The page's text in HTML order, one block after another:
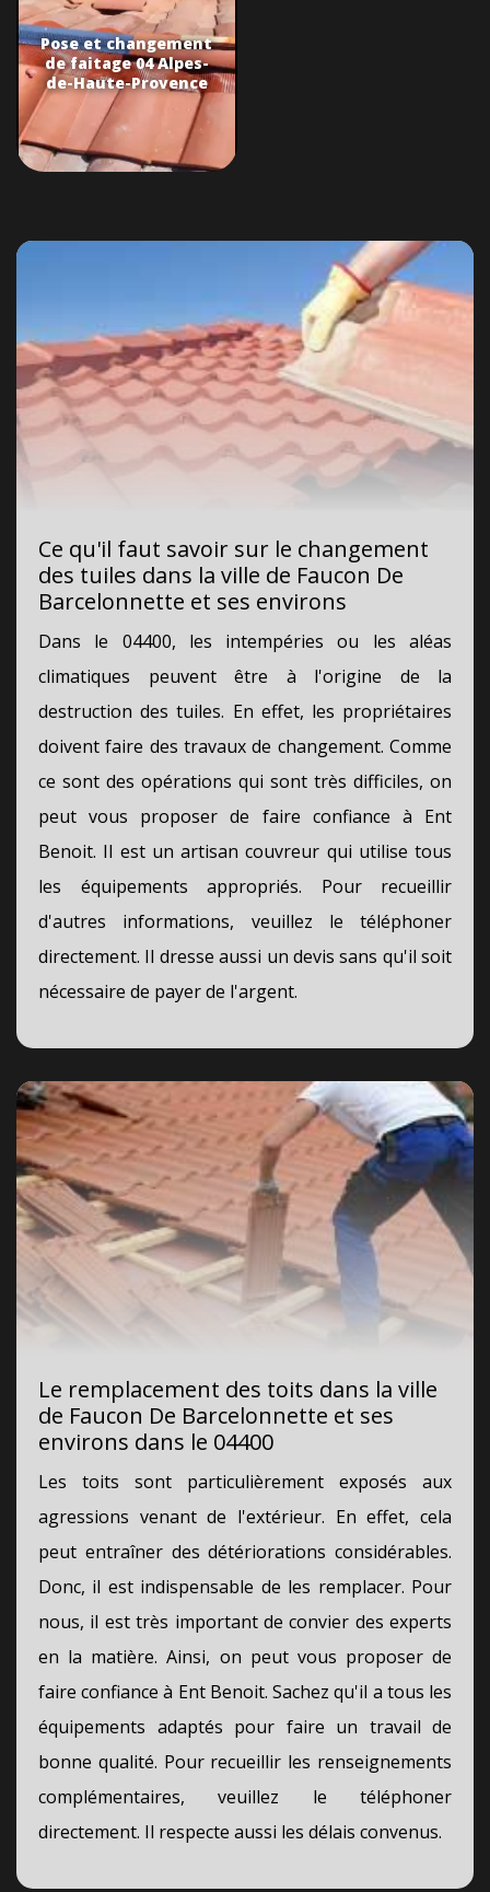
Pose et changement
de faitage 04 Alpes-
de-Haute-Provence
Ce qu'il faut savoir sur le changement
des tuiles dans la ville de Faucon De
Barcelonnette et ses environs
Dans le 04400, les intempéries ou les aléas
climatiques peuvent être à l'origine de la
destruction des tuiles. En effet, les propriétaires
doivent faire des travaux de changement. Comme
ce sont des opérations qui sont très difficiles, on
peut vous proposer de faire confiance à Ent
Benoit. Il est un artisan couvreur qui utilise tous
les équipements appropriés. Pour recueillir
d'autres informations, veuillez le téléphoner
directement. Il dresse aussi un devis sans qu'il soit
nécessaire de payer de l'argent.
Le remplacement des toits dans la ville
de Faucon De Barcelonnette et ses
environs dans le 04400
Les toits sont particulièrement exposés aux
agressions venant de l'extérieur. En effet, cela
peut entraîner des détériorations considérables.
Donc, il est indispensable de les remplacer. Pour
nous, il est très important de convier des experts
en la matière. Ainsi, on peut vous proposer de
faire confiance à Ent Benoit. Sachez qu'il a tous les
équipements adaptés pour faire un travail de
bonne qualité. Pour recueillir les renseignements
complémentaires, veuillez le téléphoner
directement. Il respecte aussi les délais convenus.